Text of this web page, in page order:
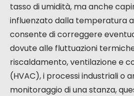
tasso di umidità, ma anche
influenzato dalla temperatura
consente di correggere
dovute alle fluttuazioni
riscaldamento, ventilazione e
(HVAC), i processi industriali o
monitoraggio di una stanza,